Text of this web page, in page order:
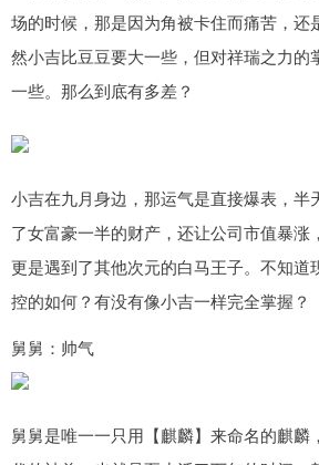
场的时候，那是因为角被卡住而痛苦，还
然小吉比豆豆要大一些，但对祥瑞之力的
一些。那么到底有多差？
小吉在九月身边，那运气是直接爆表，半
了女富豪一半的财产，还让公司市值暴涨
更是遇到了其他次元的白马王子。不知道
控的如何？有没有像小吉一样完全掌握？
舅舅：帅气
舅舅是唯一一只用【麒麟】来命名的麒麟